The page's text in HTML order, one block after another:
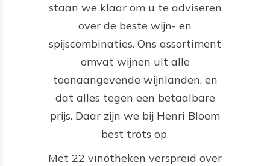
staan we klaar om u te adviseren
over de beste wijn- en
spijscombinaties. Ons assortiment
omvat wijnen uit alle
toonaangevende wijnlanden, en
dat alles tegen een betaalbare
prijs. Daar zijn we bij Henri Bloem
best trots op.
Met 22 vinotheken verspreid over